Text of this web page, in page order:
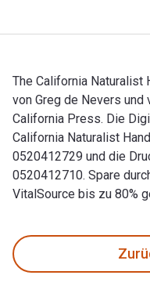
The California Naturalist
von Greg de Nevers
California Press. Die
California Naturalist
0520412729 und die
0520412710. Spare
VitalSource bis zu 80%